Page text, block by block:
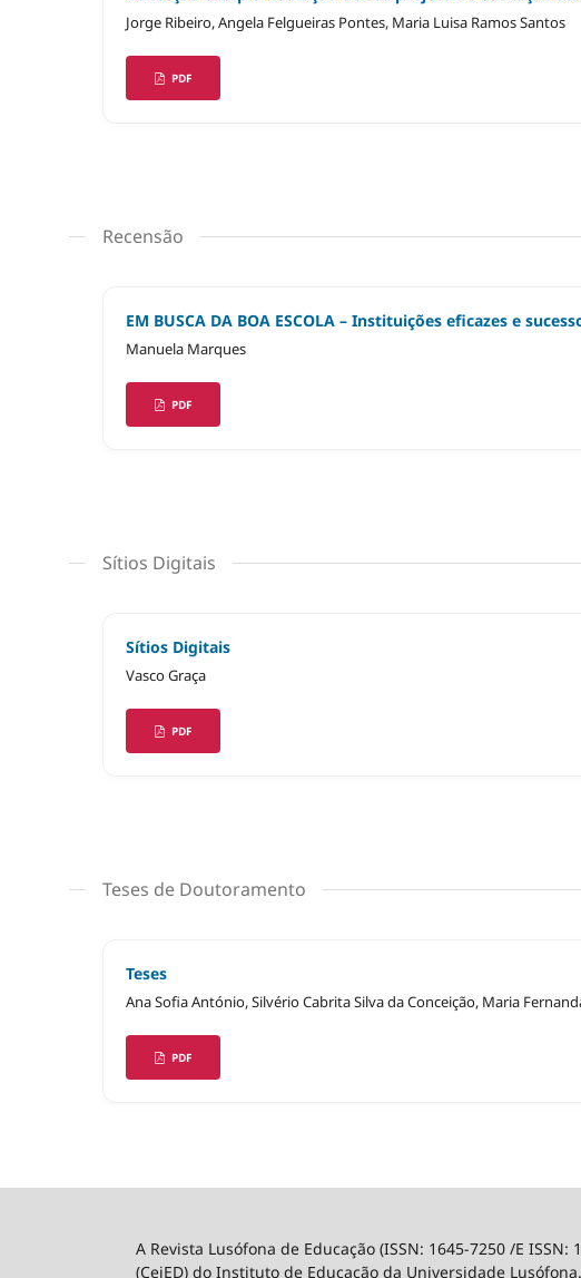
Jorge Ribeiro, Angela Felgueiras Pontes, Maria Luisa Ramos Santos
PDF
Recensão
EM BUSCA DA BOA ESCOLA – Instituições eficazes e
Manuela Marques
PDF
Sítios Digitais
Sítios Digitais
Vasco Graça
PDF
Teses de Doutoramento
Teses
Ana Sofia António, Silvério Cabrita Silva da Conceição, Maria
PDF
A Revista Lusófona de Educação (ISSN: 1645-7250 /E
(CeiED) do Instituto de Educação da Universidade